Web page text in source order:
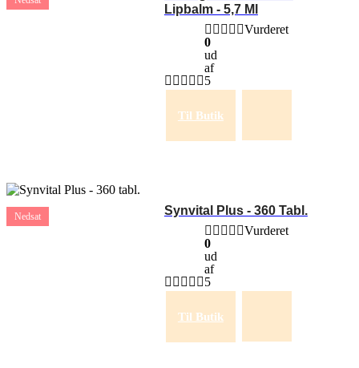
Lipbalm - 5,7 Ml
Vurderet
0
ud
af
5
Til Butik
Nedsat
Synvital Plus - 360 Tabl.
Vurderet
0
ud
af
5
Til Butik